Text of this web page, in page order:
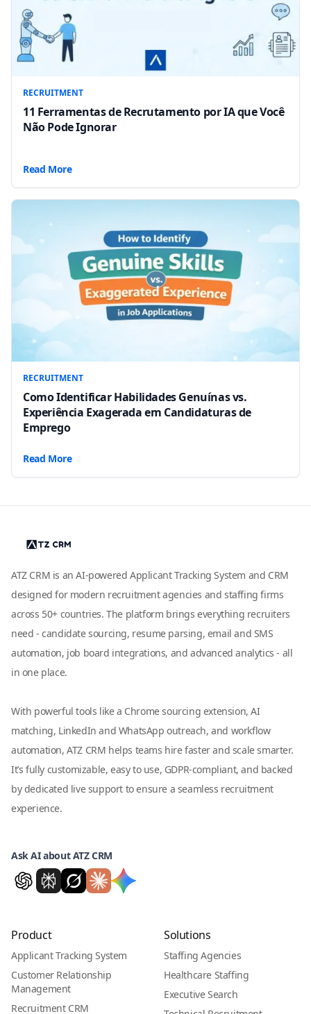
RECRUITMENT
11 Ferramentas de Recrutamento por IA que Você
Não Pode Ignorar
Read More
RECRUITMENT
Como Identificar Habilidades Genuínas vs.
Experiência Exagerada em Candidaturas de
Emprego
Read More
ATZ CRM is an AI-powered Applicant Tracking System and CRM
designed for modern recruitment agencies and staffing firms
across 50+ countries. The platform brings everything recruiters
need - candidate sourcing, resume parsing, email and SMS
automation, job board integrations, and advanced analytics - all
in one place.
With powerful tools like a Chrome sourcing extension, AI
matching, LinkedIn and WhatsApp outreach, and workflow
automation, ATZ CRM helps teams hire faster and scale smarter.
It’s fully customizable, easy to use, GDPR-compliant, and backed
by dedicated live support to ensure a seamless recruitment
experience.
Ask AI about ATZ CRM
Product
Applicant Tracking System
Customer Relationship
Management
Recruitment CRM
Solutions
Staffing Agencies
Healthcare Staffing
Executive Search